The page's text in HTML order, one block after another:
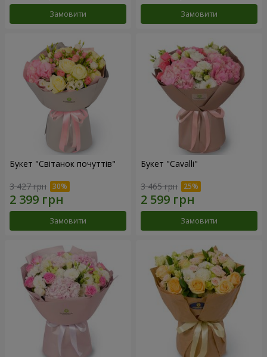
Замовити Замовити
Букет "Світанок почуттів"
3 427 грн
Замовити
Букет "Cаvalli"
3 465 грн
Замовити